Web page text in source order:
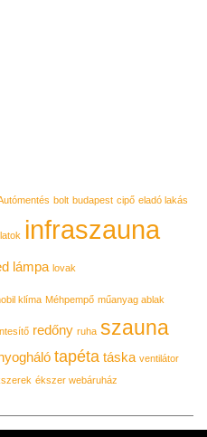
bolt budapest cipő eladó lakás
infraszauna
lámpa lovak
klíma Méhpempő műanyag ablak
redőny ruha szauna
tapéta táska ventilátor
ékszer webáruház